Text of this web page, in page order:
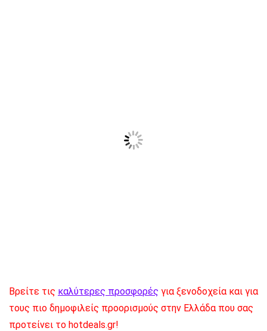
Βρείτε τις καλύτερες προσφορές για ξενοδοχεία και για
τους πιο δημοφιλείς προορισμούς στην Ελλάδα που σας
προτείνει το hotdeals.gr!